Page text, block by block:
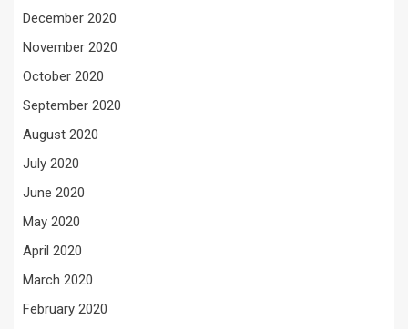
December 2020
November 2020
October 2020
September 2020
August 2020
July 2020
June 2020
May 2020
April 2020
March 2020
February 2020